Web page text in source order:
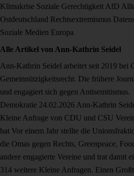
Klimakrise Soziale Gerechtigkeit AfD
Ostdeutschland Rechtsextremismus
Soziale Medien Europa
Alle Artikel von Ann-Kathrin Seidel
Ann-Kathrin Seidel arbeitet seit 2019 bei
Gemeinnützigkeitsrecht. Die frühere
und engagiert sich gegen Antisemitismus.
Demokratie 24.02.2026 Ann-Kathrin
Kleine Anfrage von CDU und CSU
hat Vor einem Jahr stellte die
die Omas gegen Rechts, Greenpeace,
andere engagierte Vereine und trat damit
314 weitere Kleine Anfragen. Einen